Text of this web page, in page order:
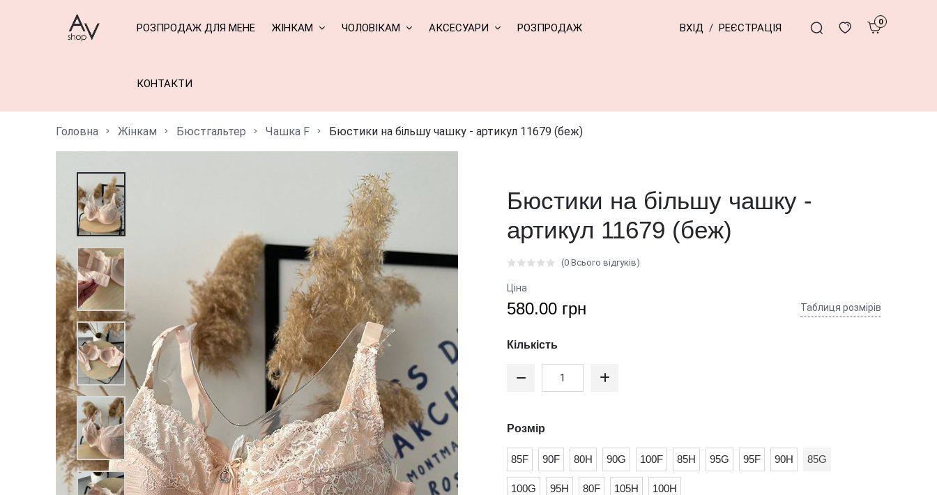
ВХІД / РЕЄСТРАЦІЯ 0
РОЗПРОДАЖ ДЛЯ МЕНЕ ЖІНКАМ ЧОЛОВІКАМ АКСЕСУАРИ РОЗПРОДАЖ
КОНТАКТИ
Головна Жінкам Бюстгальтер Чашка F Бюстики на більшу чашку - артикул 11679 (беж)
Бюстики на більшу чашку -
артикул 11679 (беж)
(0 Всього відгуків)
Ціна
580.00 грн Таблиця розмірів
Кількість
Розмір
85F 90F 80H 90G 100F 85H 95G 95F 90H 85G
100G 95H 80F 105H 100H